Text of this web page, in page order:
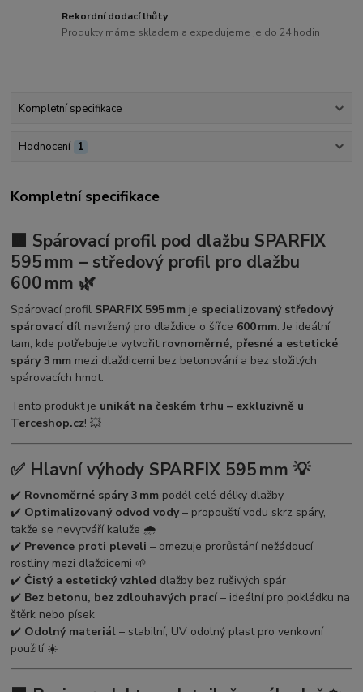
Rekordní dodací lhůty
Produkty máme skladem a expedujeme je do 24 hodin
Kompletní specifikace
Hodnocení 1
Kompletní specifikace
🟧 Spárovací profil pod dlažbu SPARFIX
595 mm – středový profil pro dlažbu
600 mm 🌿
Spárovací profil SPARFIX 595 mm je specializovaný středový
spárovací díl navržený pro dlaždice o šířce 600 mm. Je ideální
tam, kde potřebujete vytvořit rovnoměrné, přesné a estetické
spáry 3 mm mezi dlaždicemi bez betonování a bez složitých
spárovacích hmot.
Tento produkt je unikát na českém trhu – exkluzivně u
Terceshop.cz! 💥
✅ Hlavní výhody SPARFIX 595 mm 💡
✔️ Rovnoměrné spáry 3 mm podél celé délky dlažby
✔️ Optimalizovaný odvod vody– propouští vodu skrz spáry,
takže se nevytváří kaluže 🌧️
✔️ Prevence proti pleveli – omezuje prorůstání nežádoucí
rostliny mezi dlaždicemi 🌱
✔️ Čistý a estetický vzhled dlažby bez rušivých spár
✔️ Bez betonu, bez zdlouhavých prací – ideální pro pokládku na
štěrk nebo písek
✔️ Odolný materiál – stabilní, UV odolný plast pro venkovní
použití ☀️